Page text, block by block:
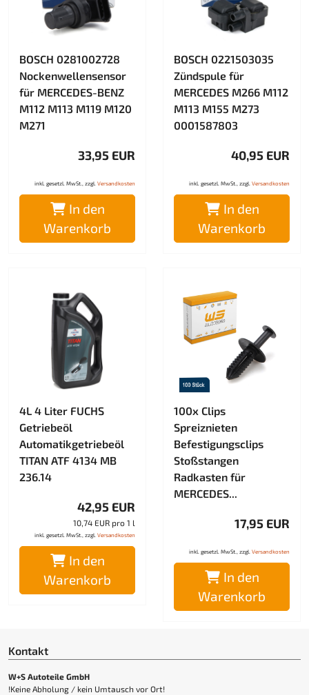
BOSCH 0281002728
Nockenwellensensor
für MERCEDES-BENZ
M112 M113 M119 M120
M271
33,95 EUR
inkl. gesetzl. MwSt., zzgl. Versandkosten
In den
Warenkorb
BOSCH 0221503035
Zündspule für
MERCEDES M266 M112
M113 M155 M273
0001587803
40,95 EUR
inkl. gesetzl. MwSt., zzgl. Versandkosten
In den
Warenkorb
4L 4 Liter FUCHS
Getriebeöl
Automatikgetriebeöl
TITAN ATF 4134 MB
236.14
42,95 EUR
10,74 EUR pro 1 l
inkl. gesetzl. MwSt., zzgl. Versandkosten
In den
Warenkorb
100x Clips
Spreiznieten
Befestigungsclips
Stoßstangen
Radkasten für
MERCEDES...
17,95 EUR
inkl. gesetzl. MwSt., zzgl. Versandkosten
In den
Warenkorb
Kontakt
W+S Autoteile GmbH
!Keine Abholung / kein Umtausch vor Ort!